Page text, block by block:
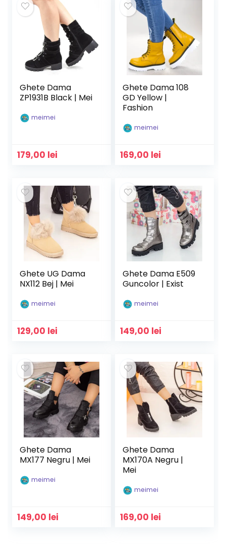
Ghete Dama
ZP1931B Black | Mei
meimei
179,00 lei
Ghete Dama 108
GD Yellow |
Fashion
meimei
169,00 lei
Ghete UG Dama
NX112 Bej | Mei
meimei
129,00 lei
Ghete Dama E509
Guncolor | Exist
meimei
149,00 lei
Ghete Dama
MX177 Negru | Mei
meimei
149,00 lei
Ghete Dama
MX170A Negru |
Mei
meimei
169,00 lei